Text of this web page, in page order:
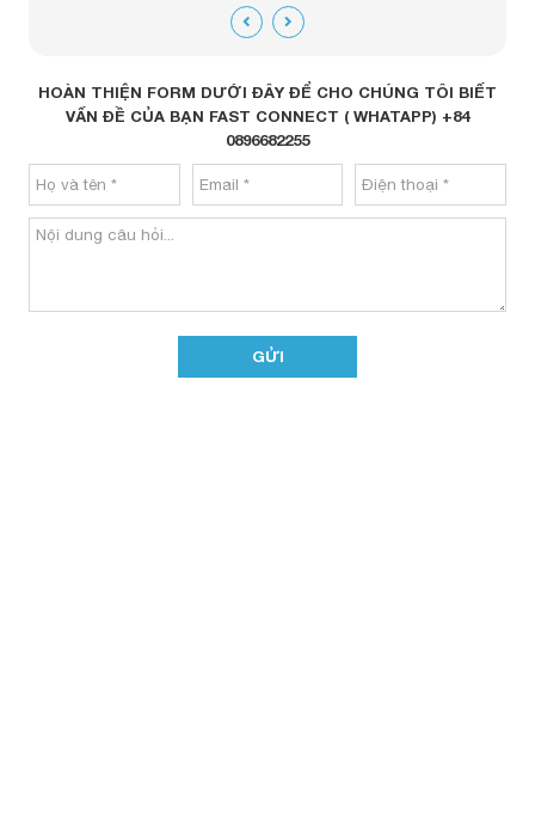
HOÀN THIỆN FORM DƯỚI ĐÂY ĐỂ CHO CHÚNG TÔI BIẾT
VẤN ĐỀ CỦA BẠN FAST CONNECT ( WHATAPP) +84
0896682255